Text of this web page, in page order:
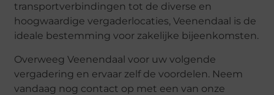
transportverbindingen tot de diverse en
hoogwaardige vergaderlocaties, Veenendaal is de
ideale bestemming voor zakelijke bijeenkomsten.
Overweeg Veenendaal voor uw volgende
vergadering en ervaar zelf de voordelen. Neem
vandaag nog contact op met een van onze